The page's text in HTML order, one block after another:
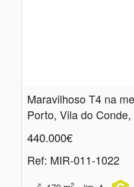
Porto, Vila do
440.000€
Ref: MIR-011-1022
2